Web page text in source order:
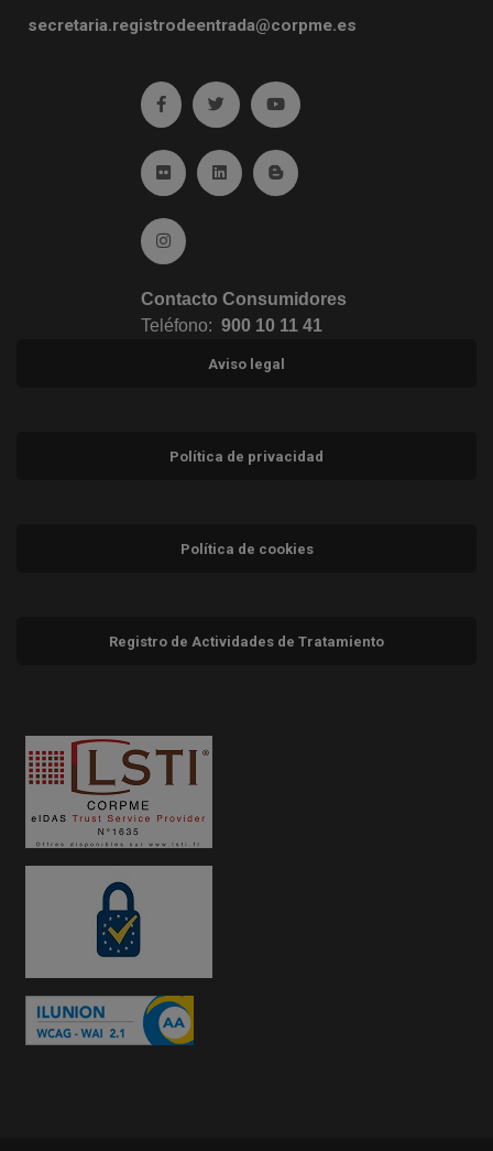
secretaria.registrodeentrada@corpme.es
Ir a facebook (abre en ventana nueva)
Ir a twitter (abre en ventana nueva)
Ir a YouTube (abre en
Ir a Flickr (abre en ventana nueva)
Ir a Linkedin (abre en ventana nueva)
Ir al Blog (abre en ventana
Ir a Instagram (abre en ventana nueva)
Contacto Consumidores
Teléfono: 900 10 11 41
Aviso legal
Política de privacidad
Política de cookies
Registro de Actividades de Tratamiento